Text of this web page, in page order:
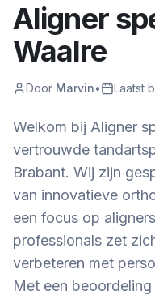
Aligner
Waalre
Door Marvin• Laatst
Welkom bij Aligner
vertrouwde
Brabant. Wij zijn
van innovatieve
een focus op
professionals zet
verbeteren met
Met een